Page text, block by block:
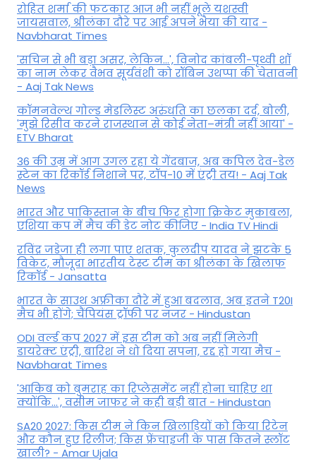
रोहित शर्मा की फटकार आज भी नहीं भूले यशस्वी
जायसवाल, श्रीलंका दौरे पर आई अपने भैया की याद -
Navbharat Times
'सचिन से भी बड़ा असर, लेकिन...', व‍िनोद कांबली-पृथ्वी शॉ
का नाम लेकर वैभव सूर्यवंशी को रॉबिन उथप्पा की चेतावनी
- Aaj Tak News
कॉमनवेल्थ गोल्ड मे​डलिस्ट अरुंधति का छलका दर्द, बोली,
'मुझे रिसीव करने राजस्थान से कोई नेता–मंत्री नहीं आया' -
ETV Bharat
36 की उम्र में आग उगल रहा ये गेंदबाज, अब कपिल देव-डेल
स्टेन का रिकॉर्ड निशाने पर, टॉप-10 में एंट्री तय! - Aaj Tak
News
भारत और पाकिस्तान के बीच फिर होगा क्रिकेट मुकाबला,
एशिया कप में मैच की डेट नोट कीजिए - India TV Hindi
रविंद्र जडेजा ही लगा पाए शतक, कुलदीप यादव ने झटके 5
विकेट, मौजूदा भारतीय टेस्ट टीम का श्रीलंका के खिलाफ
रिकॉर्ड - Jansatta
भारत के साउथ अफ्रीका दौरे में हुआ बदलाव, अब इतने T20I
मैच भी होंगे; चैंपियंस ट्रॉफी पर नजर - Hindustan
ODI वर्ल्ड कप 2027 में इस टीम को अब नहीं मिलेगी
डायरेक्ट एंट्री, बारिश ने धो दिया सपना, रद्द हो गया मैच -
Navbharat Times
'आकिब को बुमराह का रिप्लेसमेंट नहीं होना चाहिए था
क्योंकि...', वसीम जाफर ने कही बड़ी बात - Hindustan
SA20 2027: किस टीम ने किन खिलाड़ियों को किया रिटेन
और कौन हुए रिलीज; किस फ्रेंचाइजी के पास कितने स्लॉट
खाली? - Amar Ujala